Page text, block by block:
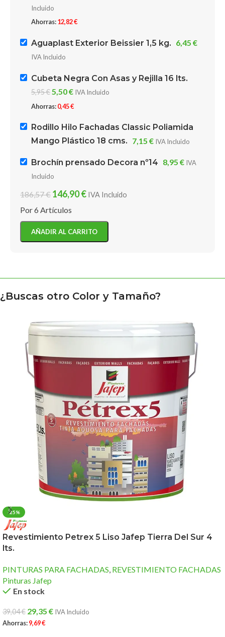
Incluido
Ahorras:12,82€
Aguaplast Exterior Beissier 1,5 kg. 6,45 €
IVA Incluido
Cubeta Negra Con Asas y Rejilla 16 lts.
5,95€5,50€ IVA Incluido
Ahorras:0,45€
Rodillo Hilo Fachadas Classic Poliamida
Mango Plástico 18 cms. 7,15 € IVA Incluido
Brochín prensado Decora nº14 8,95 € IVA
Incluido
186,57€ 146,90€ IVA Incluido
Por 6 Artículos
AÑADIR AL CARRITO
¿Buscas otro Color y Tamaño?
-25%
Revestimiento Petrex 5 Liso Jafep Tierra Del Sur 4
lts.
PINTURAS PARA FACHADAS REVESTIMIENTO FACHADAS
Pinturas Jafep
En stock
39,04€ 29,35 € IVA Incluido
Ahorras:9,69€